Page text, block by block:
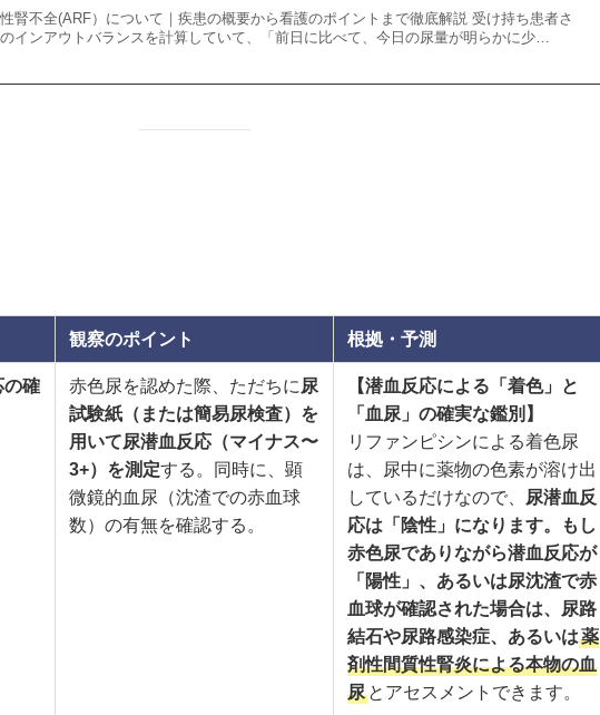
腎不全(ARF）について｜疾患の概要から看護のポイントまで徹底解説 受け持ち患者さ
インアウトバランスを計算していて、「前日に比べて、今日の尿量が明らかに少…
観察のポイント 根拠・予測
の確
赤色尿を認めた際、ただちに 尿
試験紙（または簡易尿検査）を
用いて尿潜血反応（マイナス〜
3+）を測定する。同時に、顕
微鏡的血尿（沈渣での赤血球
数）の有無を確認する。
【潜血反応による「着色」と
「血尿」の確実な鑑別】
リファンピシンによる着色尿
は、尿中に薬物の色素が溶け出
しているだけなので、
尿潜血反
応は「陰性」になります。もし
赤色尿でありながら潜血反応が
「陽性」、あるいは尿沈渣で赤
血球が確認された場合は、尿路
結石や尿路感染症、あるいは薬
剤性間質性腎炎による本物の血
尿 とアセスメントできます。